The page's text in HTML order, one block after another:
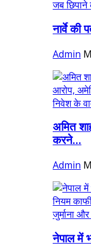
नार्वे की
Admin
अमित
करने...
Admin
नेपाल में